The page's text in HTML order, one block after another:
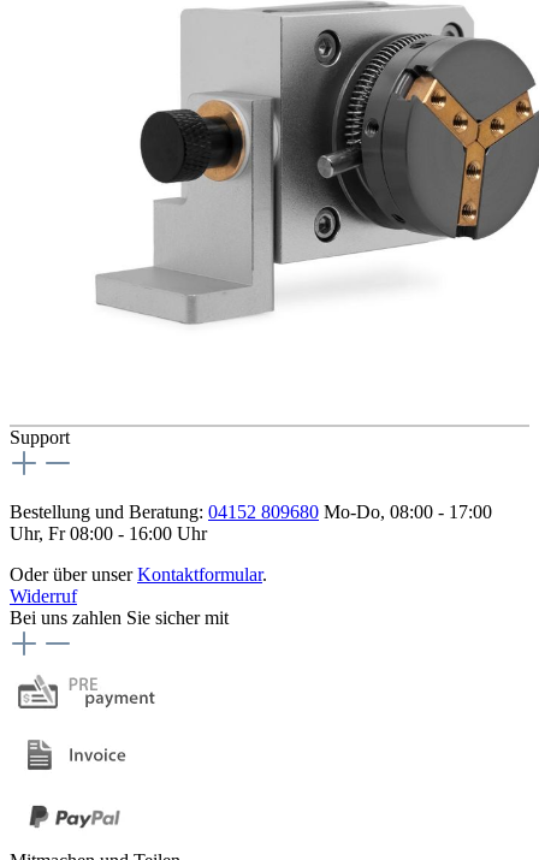
Support
Bestellung und Beratung: 04152 809680 Mo-Do, 08:00 - 17:00
Uhr, Fr 08:00 - 16:00 Uhr
Oder über unserKontaktformular.
Widerruf
Bei uns zahlen Sie sicher mit